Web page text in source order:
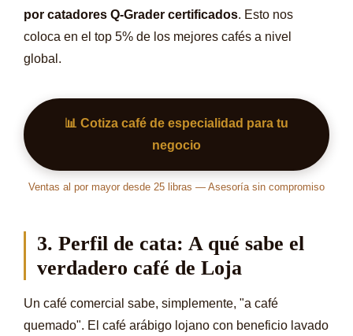
por catadores Q-Grader certificados. Esto nos
coloca en el top 5% de los mejores cafés a nivel
global.
📊 Cotiza café de especialidad para tu
negocio
Ventas al por mayor desde 25 libras — Asesoría sin compromiso
3. Perfil de cata: A qué sabe el
verdadero café de Loja
Un café comercial sabe, simplemente, "a café
quemado". El café arábigo lojano con beneficio lavado